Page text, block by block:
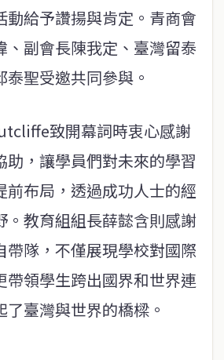
動給予讚揚與肯定。青商會
、副會長陳我定、臺灣留泰
聖受邀共同參與。
致開幕詞時衷心感謝
助，讓學員們對未來的學習
前布局，透過成功人士的經
。教育組組長薛懿含則感謝
帶隊，不僅展現學校對國際
帶領學生跨出國界和世界連
臺灣與世界的橋樑。